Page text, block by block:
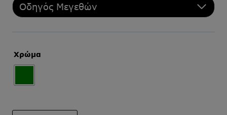
Οδηγός Μεγεθών
Χρώμα